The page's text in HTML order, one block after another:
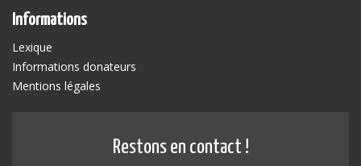
Informations
Lexique
Informations donateurs
Mentions légales
Restons en contact !